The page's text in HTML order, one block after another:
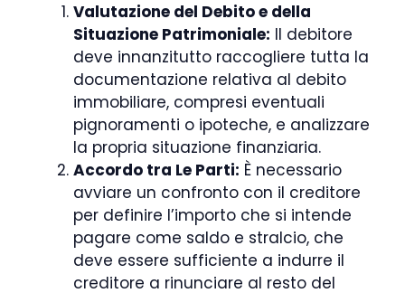
Valutazione del Debito e della
Situazione Patrimoniale: Il debitore
deve innanzitutto raccogliere tutta la
documentazione relativa al debito
immobiliare, compresi eventuali
pignoramenti o ipoteche, e analizzare
la propria situazione finanziaria.
Accordo tra Le Parti: È necessario
avviare un confronto con il creditore
per definire l’importo che si intende
pagare come saldo e stralcio, che
deve essere sufficiente a indurre il
creditore a rinunciare al resto del